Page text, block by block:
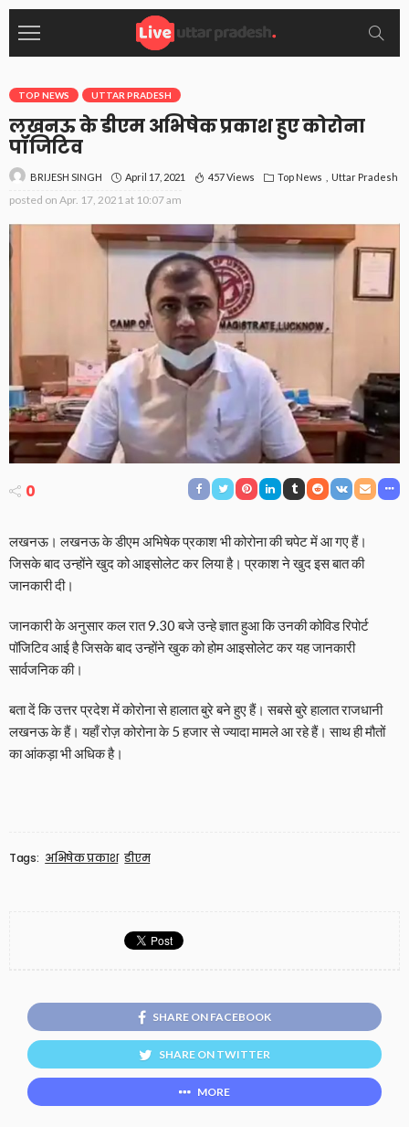
TOP NEWS UTTAR PRADESH
लखनऊ के डीएम अभिषेक प्रकाश हुए कोरोना
पॉजिटिव
BRIJESH SINGH April 17, 2021 457 Views Top News Uttar Pradesh
posted on Apr. 17, 2021 at 10:07 am
0
लखनऊ। लखनऊ के डीएम अभिषेक प्रकाश भी कोरोना की चपेट में आ गए हैं।
जिसके बाद उन्होंने खुद को आइसोलेट कर लिया है। प्रकाश ने खुद इस बात की
जानकारी दी।
जानकारी के अनुसार कल रात 9.30 बजे उन्हे ज्ञात हुआ कि उनकी कोविड रिपोर्ट
पॉजिटिव आई है जिसके बाद उन्होंने खुक को होम आइसोलेट कर यह जानकारी
सार्वजनिक की।
बता दें कि उत्तर प्रदेश में कोरोना से हालात बुरे बने हुए हैं। सबसे बुरे हालात राजधानी
लखनऊ के हैं। यहाँ रोज़ कोरोना के 5 हजार से ज्यादा मामले आ रहे हैं। साथ ही मौतों
का आंकड़ा भी अधिक है।
Tags: अभिषेक प्रकाश डीएम
SHARE ON FACEBOOK
SHARE ON TWITTER
MORE